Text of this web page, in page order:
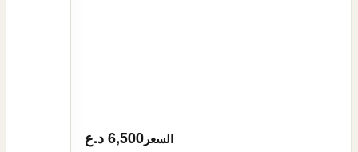
السعر6,500 د.ع